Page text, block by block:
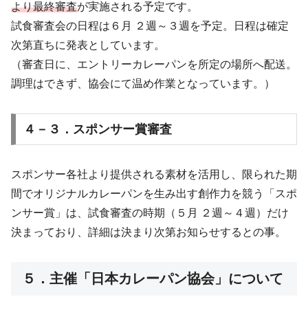
より最終審査が実施される予定です。
試食審査会の日程は６月 ２週～３週を予定。日程は確定
次第直ちに発表としています。
（審査日に、エントリーカレーパンを所定の場所へ配送。
調理はできず、協会にて温め作業となっています。）
４－３．スポンサー賞審査
スポンサー各社より提供される素材を活用し、限られた期
間でオリジナルカレーパンを生み出す創作力を競う「スポ
ンサー賞」は、試食審査の時期（５月 ２週～４週）だけ
決まっており、詳細は決まり次第お知らせするとの事。
５．主催「日本カレーパン協会」について